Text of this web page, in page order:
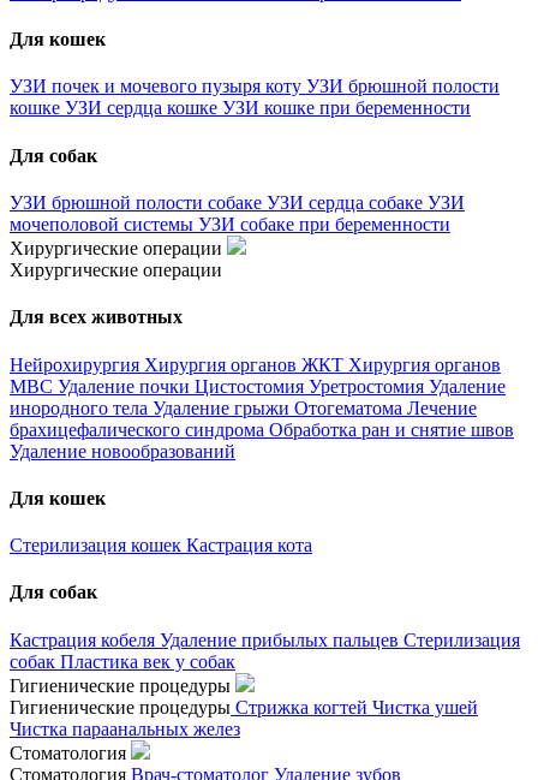
Для кошек
УЗИ почек и мочевого пузыря коту УЗИ брюшной полости
кошке УЗИ сердца кошке УЗИ кошке при беременности
Для собак
УЗИ брюшной полости собаке УЗИ сердца собаке УЗИ
мочеполовой системы УЗИ собаке при беременности
Хирургические операции
Хирургические операции
Для всех животных
Нейрохирургия Хирургия органов ЖКТ Хирургия органов
МВС Удаление почки Цистостомия Уретростомия Удаление
инородного тела Удаление грыжи Отогематома Лечение
брахицефалического синдрома Обработка ран и снятие швов
Удаление новообразований
Для кошек
Стерилизация кошек Кастрация кота
Для собак
Кастрация кобеля Удаление прибылых пальцев Стерилизация
собак Пластика век у собак
Гигиенические процедуры
Гигиенические процедуры Стрижка когтей Чистка ушей
Чистка параанальных желез
Стоматология
Стоматология Врач-стоматолог Удаление зубов